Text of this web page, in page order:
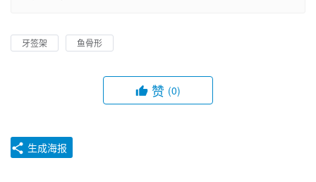
牙签架 鱼骨形
赞 (0)
生成海报